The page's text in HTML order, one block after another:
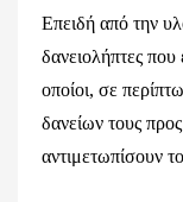
Επειδή από την
δανειολήπτες που
οποίοι, σε
δανείων τους προς
αντιμετωπίσουν